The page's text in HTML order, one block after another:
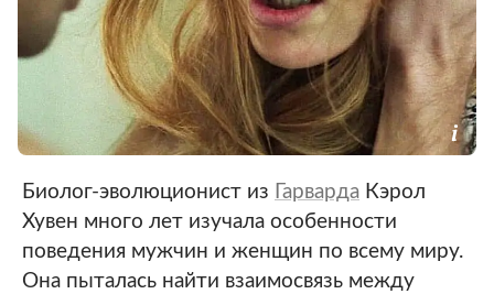
Биолог-эволюционист из Гарварда Кэрол
Хувен много лет изучала особенности
поведения мужчин и женщин по всему миру.
Она пыталась найти взаимосвязь между